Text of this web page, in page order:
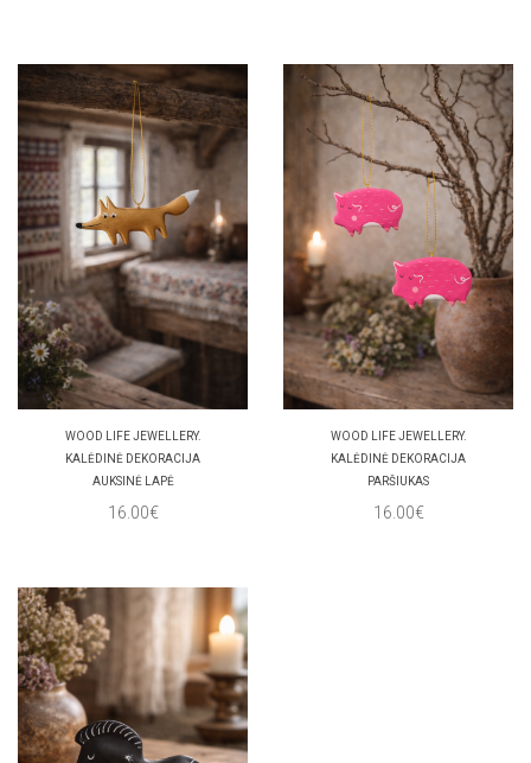
WOOD LIFE JEWELLERY.
KALĖDINĖ DEKORACIJA
AUKSINĖ LAPĖ
16.00€
WOOD LIFE JEWELLERY.
KALĖDINĖ DEKORACIJA
PARŠIUKAS
16.00€